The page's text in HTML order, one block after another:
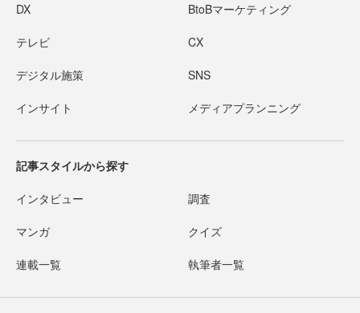
DX BtoBマーケティング
テレビ CX
デジタル施策 SNS
インサイト メディアプランニング
記事スタイルから探す
インタビュー 調査
マンガ クイズ
連載一覧 執筆者一覧